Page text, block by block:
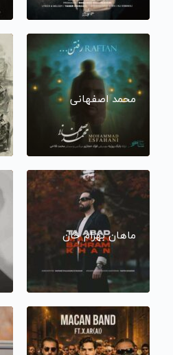
محمد اصفهانی
ماهان بهرام خان